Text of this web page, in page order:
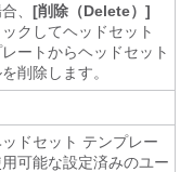
、 [削除（Delete）]
クしてヘッドセット
ートからヘッドセット
削除します。
ッドセット テンプレー
用可能な設定済みのユー